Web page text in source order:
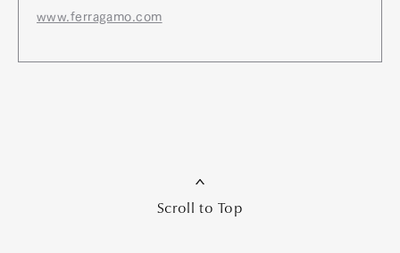
www.ferragamo.com
Scroll to Top